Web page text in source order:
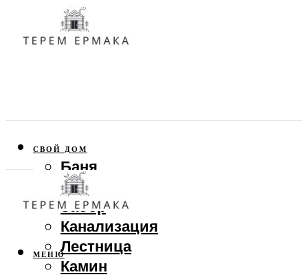
СВОЙ ДОМ
Баня
Веранда
Забор
Канализация
Лестница
Камин
МЕНЮ